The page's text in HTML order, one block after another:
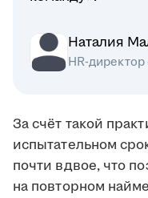
Наталия
HR-
За счёт такой
испытательном
почти вдвое, что
на повторном